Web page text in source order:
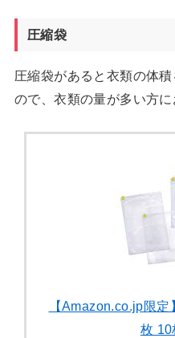
圧縮袋
圧縮袋があると衣類の体
ので、衣類の量が多い方に
【Amazon.co.jp限
枚 10